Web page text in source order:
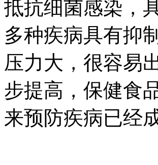
抵抗细菌感染，
多种疾病具有抑
压力大，很容易
步提高，保健食
来预防疾病已经